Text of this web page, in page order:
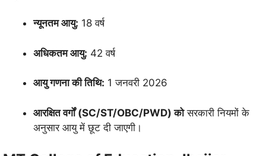
न्यूनतम आयु: 18 वर्ष
अधिकतम आयु: 42 वर्ष
आयु गणना की तिथि: 1 जनवरी 2026
आरक्षित वर्गों (SC/ST/OBC/PWD) कोसरकारी नियमों के
अनुसार आयु में छूट दी जाएगी।